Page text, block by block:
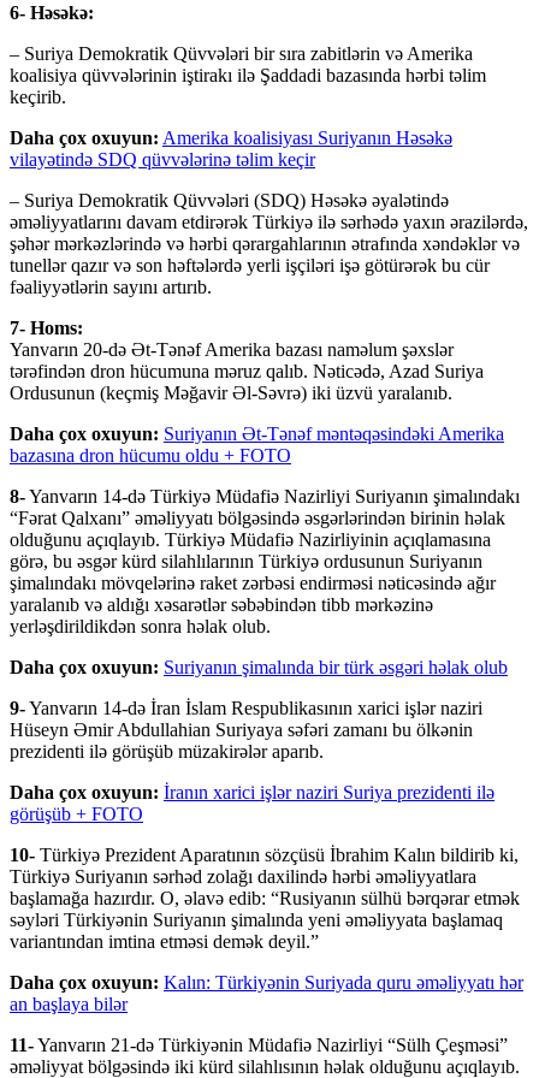
6- Həsəkə:
– Suriya Demokratik Qüvvələri bir sıra zabitlərin və Amerika
koalisiya qüvvələrinin iştirakı ilə Şaddadi bazasında hərbi təlim
keçirib.
Daha çox oxuyun: Amerika koalisiyası Suriyanın Həsəkə
vilayətində SDQ qüvvələrinə təlim keçir
– Suriya Demokratik Qüvvələri (SDQ) Həsəkə əyalətində
əməliyyatlarını davam etdirərək Türkiyə ilə sərhədə yaxın ərazilərdə,
şəhər mərkəzlərində və hərbi qərargahlarının ətrafında xəndəklər və
tunellər qazır və son həftələrdə yerli işçiləri işə götürərək bu cür
fəaliyyətlərin sayını artırıb.
7- Homs:
Yanvarın 20-də Ət-Tənəf Amerika bazası naməlum şəxslər
tərəfindən dron hücumuna məruz qalıb. Nəticədə, Azad Suriya
Ordusunun (keçmiş Məğavir Əl-Səvrə) iki üzvü yaralanıb.
Daha çox oxuyun: Suriyanın Ət-Tənəf məntəqəsindəki Amerika
bazasına dron hücumu oldu + FOTO
8-Yanvarın 14-də Türkiyə Müdafiə Nazirliyi Suriyanın şimalındakı
“Fərat Qalxanı” əməliyyatı bölgəsində əsgərlərindən birinin həlak
olduğunu açıqlayıb. Türkiyə Müdafiə Nazirliyinin açıqlamasına
görə, bu əsgər kürd silahlılarının Türkiyə ordusunun Suriyanın
şimalındakı mövqelərinə raket zərbəsi endirməsi nəticəsində ağır
yaralanıb və aldığı xəsarətlər səbəbindən tibb mərkəzinə
yerləşdirildikdən sonra həlak olub.
Daha çox oxuyun: Suriyanın şimalında bir türk əsgəri həlak olub
9-Yanvarın 14-də İran İslam Respublikasının xarici işlər naziri
Hüseyn Əmir Abdullahian Suriyaya səfəri zamanı bu ölkənin
prezidenti ilə görüşüb müzakirələr aparıb.
Daha çox oxuyun: İranın xarici işlər naziri Suriya prezidenti ilə
görüşüb + FOTO
10- Türkiyə Prezident Aparatının sözçüsü İbrahim Kalın bildirib ki,
Türkiyə Suriyanın sərhəd zolağı daxilində hərbi əməliyyatlara
başlamağa hazırdır. O, əlavə edib: “Rusiyanın sülhü bərqərar etmək
səyləri Türkiyənin Suriyanın şimalında yeni əməliyyata başlamaq
variantından imtina etməsi demək deyil.”
Daha çox oxuyun: Kalın: Türkiyənin Suriyada quru əməliyyatı hər
an başlaya bilər
11-Yanvarın 21-də Türkiyənin Müdafiə Nazirliyi “Sülh Çeşməsi”
əməliyyat bölgəsində iki kürd silahlısının həlak olduğunu açıqlayıb.